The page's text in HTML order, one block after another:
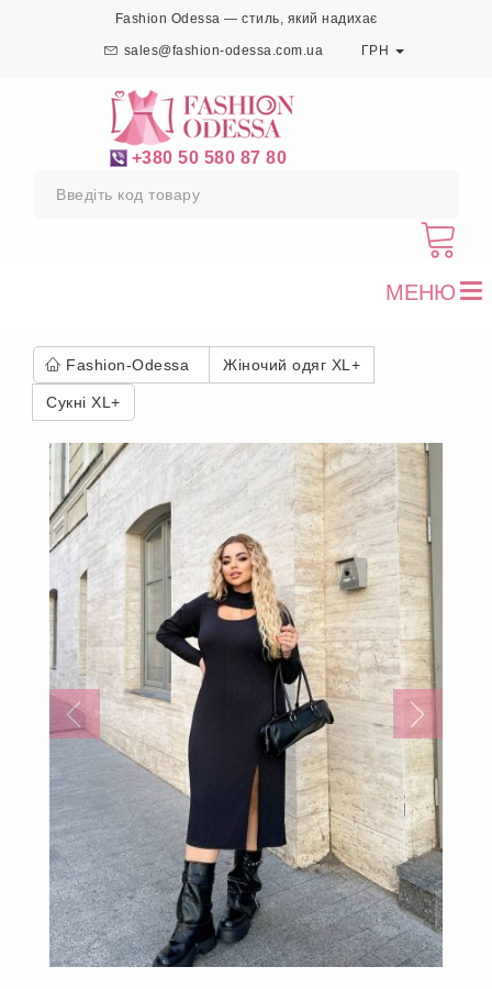
Fashion Odessa — стиль, який надихає
sales@fashion-odessa.com.ua ГРН
+380 50 580 87 80
МЕНЮ
Fashion-Odessa Жіночий одяг XL+
Сукні XL+